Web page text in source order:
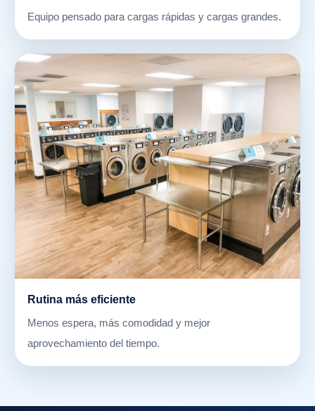
Equipo pensado para cargas rápidas y cargas grandes.
Rutina más eficiente
Menos espera, más comodidad y mejor
aprovechamiento del tiempo.